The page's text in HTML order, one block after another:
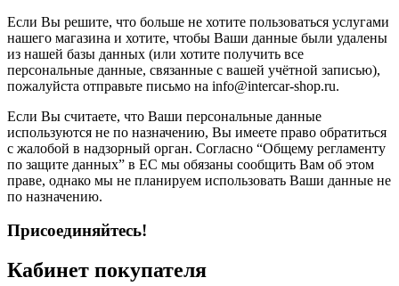
Если Вы решите, что больше не хотите пользоваться услугами
нашего магазина и хотите, чтобы Ваши данные были удалены
из нашей базы данных (или хотите получить все
персональные данные, связанные с вашей учётной записью),
пожалуйста отправьте письмо на info@intercar-shop.ru.
Если Вы считаете, что Ваши персональные данные
используются не по назначению, Вы имеете право обратиться
с жалобой в надзорный орган. Согласно “Общему регламенту
по защите данных” в ЕС мы обязаны сообщить Вам об этом
праве, однако мы не планируем использовать Ваши данные не
по назначению.
Присоединяйтесь!
Кабинет покупателя